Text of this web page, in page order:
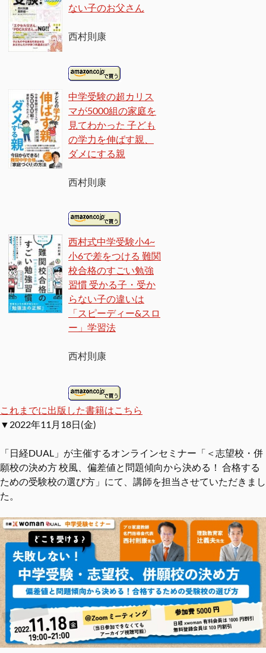
ない子のお父さん
西村則康
中学受験の超カリス
マが5000組の家庭を
見てわかった 子ども
の学力を伸ばす親、
ダメにする親
西村則康
西村式中学受験小4~
小6で差をつける 難関
校合格のすごい勉強
習慣 受かる子・受か
らない子の違いは
「スピーディー&スロ
ー」学習法
西村則康
これまでに出版した書籍はこちら
▼2022年11月18日(金)
「日経DUAL」が主催するオンラインセミナー「＜志望校・併
願校の決め方 校風、偏差値と問題傾向から決める！ 合格する
ための受験校の選び方」にて、講師を担当させていただきまし
た。